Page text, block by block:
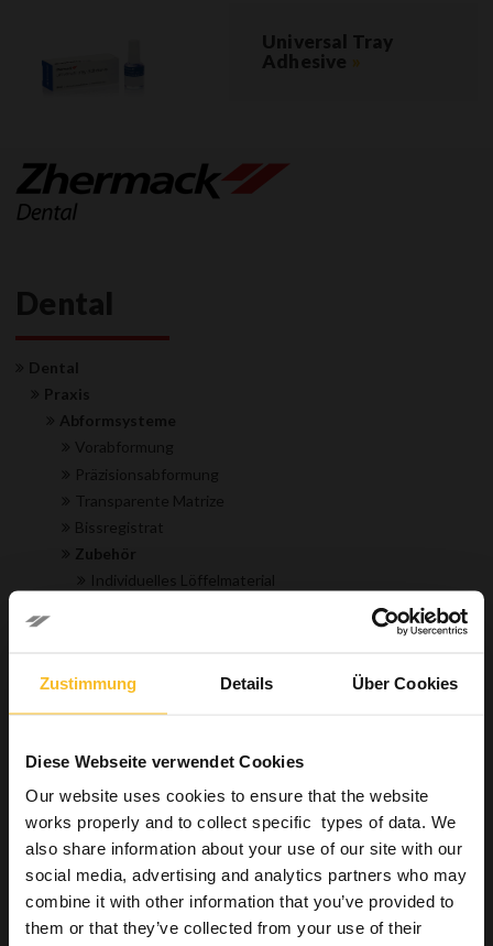
Zustimmung Details Über Cookies
Diese Webseite verwendet Cookies
Our website uses cookies to ensure that the website
works properly and to collect specific types of data. We
also share information about your use of our site with our
social media, advertising and analytics partners who may
combine it with other information that you’ve provided to
them or that they’ve collected from your use of their
Universal Tray
Adhesive »
Dental
Dental
Praxis
Abformsysteme
Vorabformung
Präzisionsabformung
Transparente Matrize
Bissregistrat
Zubehör
Individuelles Löffelmaterial
Maschinen
Labor
Wellbeing
Produktsuche
Suchen